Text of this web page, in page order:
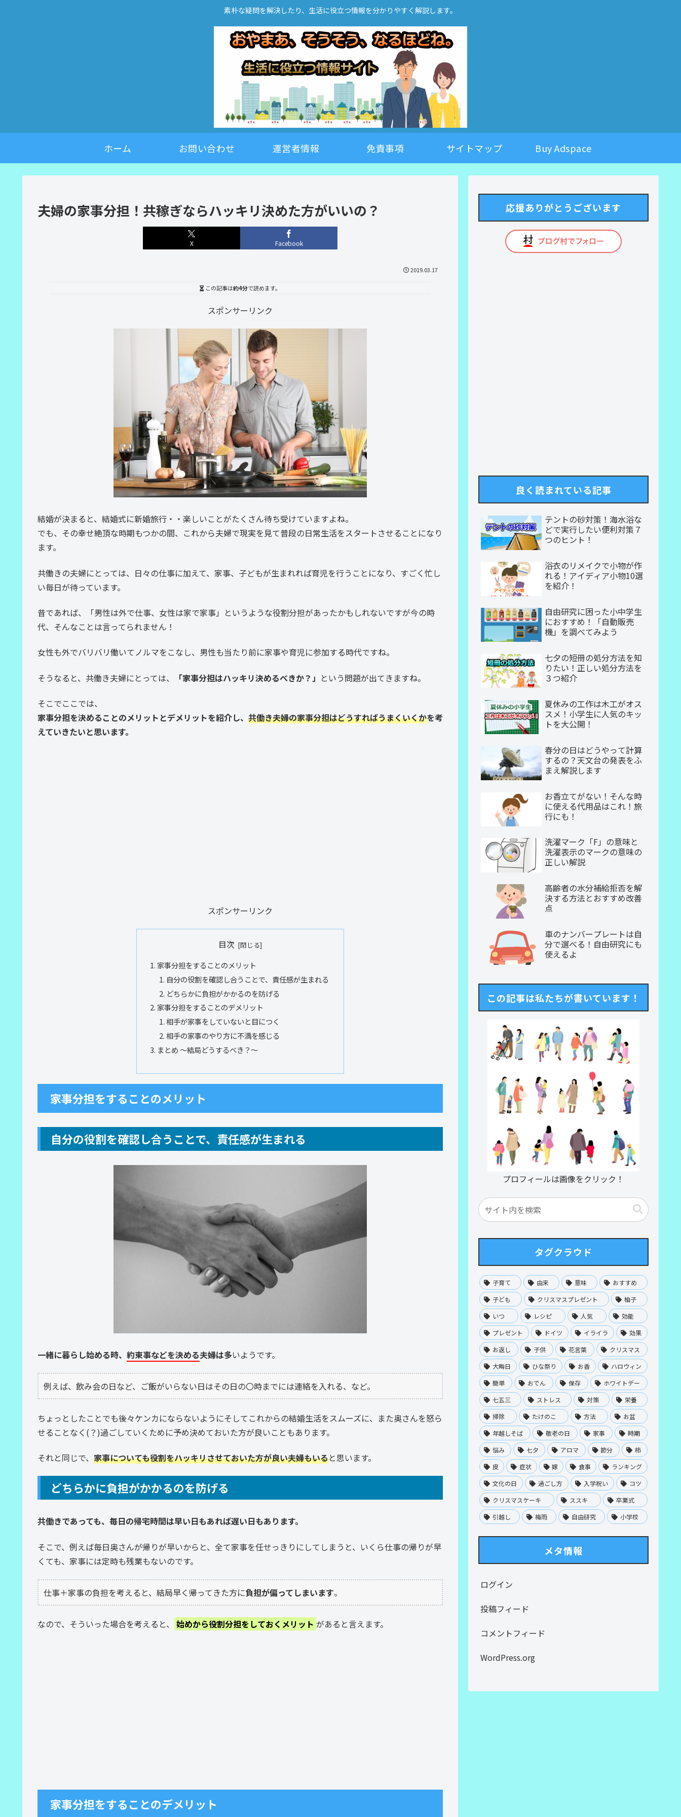
素朴な疑問を解決したり、生活に役立つ情報を分かりやすく解説します。
ホーム お問い合わせ 運営者情報 免責事項 サイトマップ Buy Adspace
夫婦の家事分担！共稼ぎならハッキリ決めた方がいいの？
X Facebook
2019.03.17
この記事は約4分で読めます。
スポンサーリンク
結婚が決まると、結婚式に新婚旅行・・楽しいことがたくさん待ち受けていますよね。
でも、その幸せ絶頂な時期もつかの間、これから夫婦で現実を見て普段の日常生活をスタートさせることになり
ます。
共働きの夫婦にとっては、日々の仕事に加えて、家事、子どもが生まれれば育児を行うことになり、すごく忙し
い毎日が待っています。
昔であれば、「男性は外で仕事、女性は家で家事」というような役割分担があったかもしれないですが今の時
代、そんなことは言ってられません！
女性も外でバリバリ働いてノルマをこなし、男性も当たり前に家事や育児に参加する時代ですね。
そうなると、共働き夫婦にとっては、 「家事分担はハッキリ決めるべきか？」 という問題が出てきますね。
そこでここでは、
家事分担を決めることのメリットとデメリットを紹介し、 共働き夫婦の家事分担はどうすればうまくいくかを考
えていきたいと思います。
スポンサーリンク
目次
家事分担をすることのメリット
自分の役割を確認し合うことで、責任感が生まれる
どちらかに負担がかかるのを防げる
家事分担をすることのデメリット
相手が家事をしていないと目につく
相手の家事のやり方に不満を感じる
まとめ ～結局どうするべき？～
家事分担をすることのメリット
自分の役割を確認し合うことで、責任感が生まれる
一緒に暮らし始める時、 約束事などを決める夫婦は多いようです。
例えば、飲み会の日など、ご飯がいらない日はその日の〇時までには連絡を入れる、など。
ちょっとしたことでも後々ケンカにならないようにそしてこれからの結婚生活をスムーズに、また奥さんを怒ら
せることなく(？)過ごしていくために予め決めておいた方が良いこともあります。
それと同じで、 家事についても役割をハッキリさせておいた方が良い夫婦もいると思います。
どちらかに負担がかかるのを防げる
共働きであっても、毎日の帰宅時間は早い日もあれば遅い日もあります。
そこで、例えば毎日奥さんが帰りが早いからと、全て家事を任せっきりにしてしまうと、いくら仕事の帰りが早
くても、家事には定時も残業もないのです。
仕事＋家事の負担を考えると、結局早く帰ってきた方に負担が偏ってしまいます。
なので、そういった場合を考えると、 始めから役割分担をしておくメリット があると言えます。
家事分担をすることのデメリット
応援ありがとうございます
良く読まれている記事
テントの砂対策！海水浴な
どで実行したい便利対策７
つのヒント！
浴衣のリメイクで小物が作
れる！アイディア小物10選
を紹介！
自由研究に困った小中学生
におすすめ！「自動販売
機」を調べてみよう
七夕の短冊の処分方法を知
りたい！正しい処分方法を
３つ紹介
夏休みの工作は木工がオス
スメ！小学生に人気のキッ
トを大公開！
春分の日はどうやって計算
するの？天文台の発表をふ
まえ解説します
お香立てがない！そんな時
に使える代用品はこれ！旅
行にも！
洗濯マーク「F」の意味と
洗濯表示のマークの意味の
正しい解説
高齢者の水分補給拒否を解
決する方法とおすすめ改善
点
車のナンバープレートは自
分で選べる！自由研究にも
使えるよ
この記事は私たちが書いています！
プロフィールは画像をクリック！
タグクラウド
子育て 由来 意味
おすすめ
子ども
クリスマスプレゼント
柚子
いつ
レシピ 人気
効能
プレゼント
ドイツ イライラ
効果
お返し
子供 花言葉
クリスマス
大晦日
ひな祭り お香
ハロウィン
簡単
おでん 保存
ホワイトデー
七五三
ストレス 対策
栄養
掃除
たけのこ 方法
お盆
年越しそば
敬老の日 家事
時期
悩み
七夕 アロマ 節分
柿
皮
症状 嫁 食事
ランキング
文化の日
過ごし方 入学祝い
コツ
クリスマスケーキ
ススキ
卒業式
引越し
梅雨 自由研究 小学校
メタ情報
ログイン
投稿フィード
コメントフィード
WordPress.org